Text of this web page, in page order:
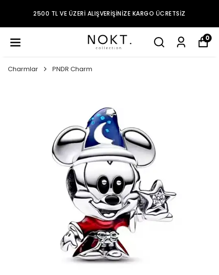
2500 TL VE ÜZERI ALIŞVERIŞINIZE KARGO ÜCRETSIZ
0
Charmlar PNDR Charm